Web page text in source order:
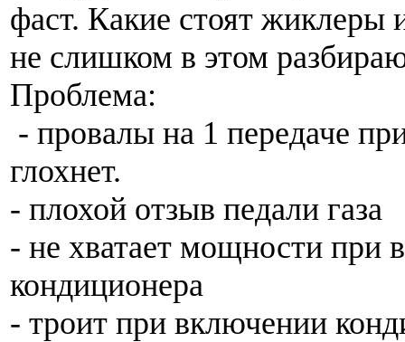
фаст. Какие стоят жиклеры
не слишком в этом
Проблема:
- провалы на 1 передаче
глохнет.
- плохой отзыв педали газа
- не хватает мощности при
кондиционера
- троит при включении